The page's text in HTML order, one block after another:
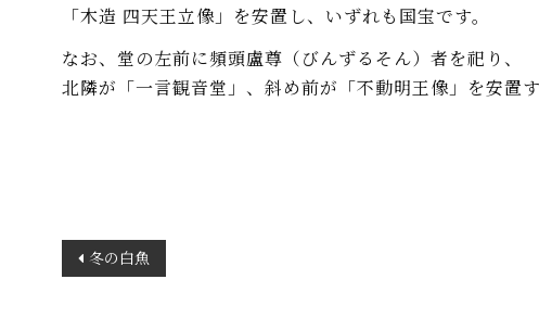
「木造 四天王立像」を安置し、いずれも国宝です。
なお、堂の左前に頻頭盧尊（びんずるそん）者を祀り、
北隣が「一言観音堂」、斜め前が「不動明王像」を安置
稿
冬の白魚